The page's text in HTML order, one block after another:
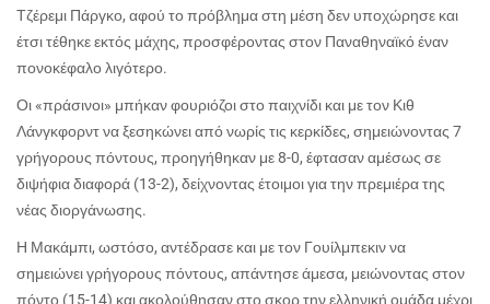
Τζέρεμι Πάργκο, αφού το πρόβλημα στη μέση δεν υποχώρησε και
έτσι τέθηκε εκτός μάχης, προσφέροντας στον Παναθηναϊκό έναν
πονοκέφαλο λιγότερο.
Οι «πράσινοι» μπήκαν φουριόζοι στο παιχνίδι και με τον Κιθ
Λάνγκφορντ να ξεσηκώνει από νωρίς τις κερκίδες, σημειώνοντας 7
γρήγορους πόντους, προηγήθηκαν με 8-0, έφτασαν αμέσως σε
διψήφια διαφορά (13-2), δείχνοντας έτοιμοι για την πρεμιέρα της
νέας διοργάνωσης.
Η Μακάμπι, ωστόσο, αντέδρασε και με τον Γουίλμπεκιν να
σημειώνει γρήγορους πόντους, απάντησε άμεσα, μειώνοντας στον
πόντο (15-14) και ακολούθησαν στο σκορ την ελληνική ομάδα μέχρι